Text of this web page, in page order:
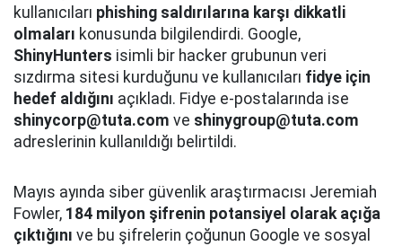
kullanıcıları phishing saldırılarına karşı dikkatli
olmaları konusunda bilgilendirdi. Google,
ShinyHunters isimli bir hacker grubunun veri
sızdırma sitesi kurduğunu ve kullanıcıları fidye için
hedef aldığını açıkladı. Fidye e-postalarında ise
shinycorp@tuta.com ve shinygroup@tuta.com
adreslerinin kullanıldığı belirtildi.
Mayıs ayında siber güvenlik araştırmacısı Jeremiah
Fowler, 184 milyon şifrenin potansiyel olarak açığa
çıktığını ve bu şifrelerin çoğunun Google ve sosyal